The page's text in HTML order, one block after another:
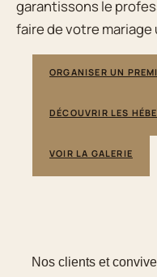
garantissons le
faire de votre
ORGANISER UN
DÉCOUVRIR LES
VOIR LA GALERIE
Nos clients et